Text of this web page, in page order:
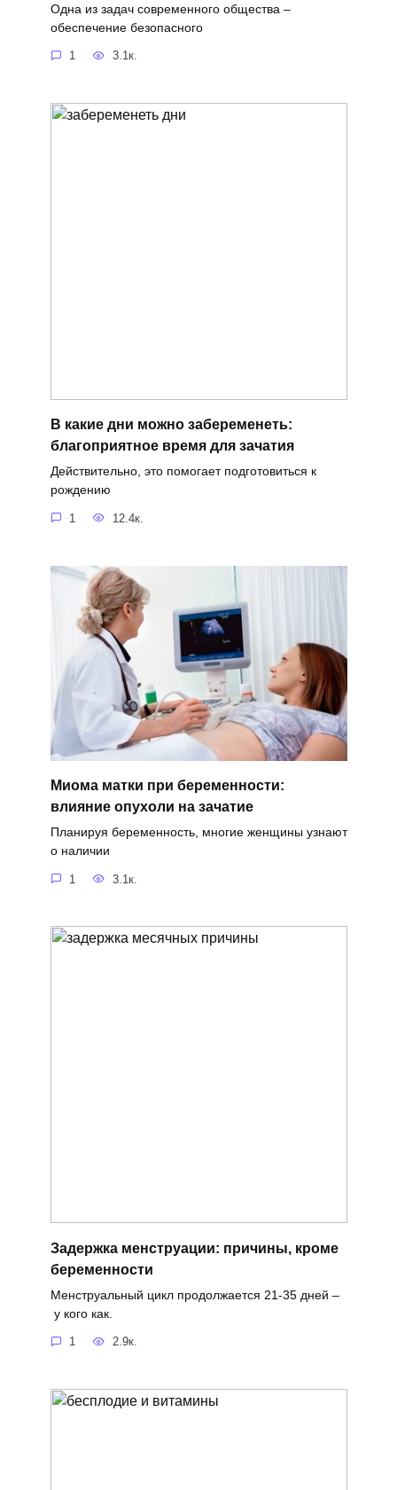
Одна из задач современного общества –
обеспечение безопасного
1 3.1к.
В какие дни можно забеременеть:
благоприятное время для зачатия
Действительно, это помогает подготовиться к
рождению
1 12.4к.
Миома матки при беременности:
влияние опухоли на зачатие
Планируя беременность, многие женщины узнают
о наличии
1 3.1к.
Задержка менструации: причины, кроме
беременности
Менструальный цикл продолжается 21-35 дней –
у кого как.
1 2.9к.